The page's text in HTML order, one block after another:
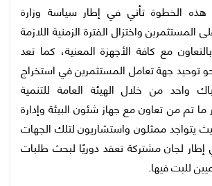
هذه الخطوة تأتي في إطار سياسة وزارة
المستثمرين واختزال الفترة الزمنية اللازمة
بالتعاون مع كافة الأجهزة المعنية، كما تعد
توحيد جهة تعامل المستثمرين في استخراج
واحد من خلال الهيئة العامة للتنمية
ما تم من تعاون مع جهاز شئون البيئة وإدارة
يتواجد ممثلون واستشاريون لتلك الجهات
إطار لجان مشتركة تعقد دوريًا لبحث طلبات
للبت فيها.